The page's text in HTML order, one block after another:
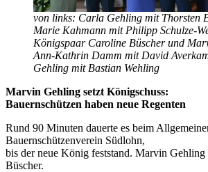
von links: Carla Gehling mit Thorsten
Marie Kahmann mit Philipp Schulze-
Königspaar Caroline Büscher und
Ann-Kathrin Damm mit David
Gehling mit Bastian Wehling
Marvin Gehling setzt Königschuss:
Bauernschützen haben neue Regenten
Rund 90 Minuten dauerte es beim
Bauernschützenverein Südlohn,
bis der neue König feststand. Marvin
Büscher.